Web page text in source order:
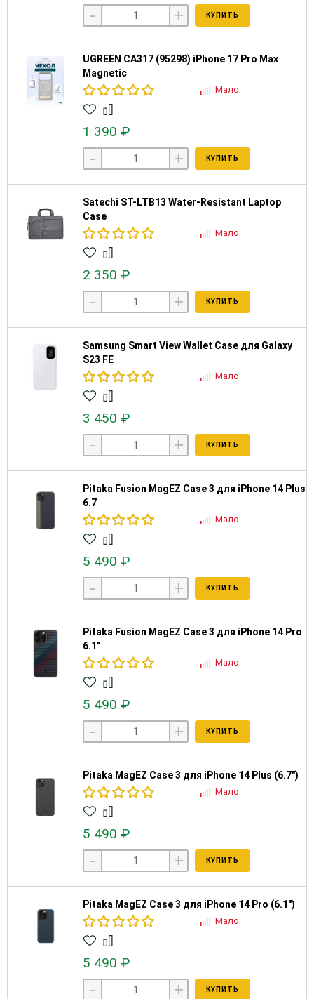
- + КУПИТЬ
UGREEN CA317 (95298) iPhone 17 Pro Max
Magnetiс
Мало
1 390 ₽
- + КУПИТЬ
Satechi ST-LTB13 Water-Resistant Laptop
Case
Мало
2 350 ₽
- + КУПИТЬ
Samsung Smart View Wallet Case для Galaxy
S23 FE
Мало
3 450 ₽
- + КУПИТЬ
Pitaka Fusion MagEZ Case 3 для iPhone 14 Plus
6.7
Мало
5 490 ₽
- + КУПИТЬ
Pitaka Fusion MagEZ Case 3 для iPhone 14 Pro
6.1"
Мало
5 490 ₽
- + КУПИТЬ
Pitaka MagEZ Case 3 для iPhone 14 Plus (6.7")
Мало
5 490 ₽
- + КУПИТЬ
Pitaka MagEZ Case 3 для iPhone 14 Pro (6.1")
Мало
5 490 ₽
- + КУПИТЬ